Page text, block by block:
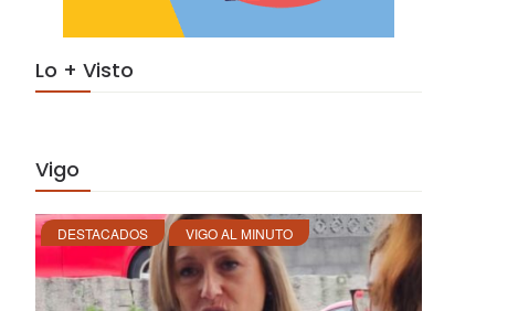
Lo + Visto
Vigo
DESTACADOS VIGO AL MINUTO